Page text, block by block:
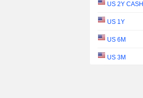
US 2Y CASH
US 1Y
US 6M
US 3M